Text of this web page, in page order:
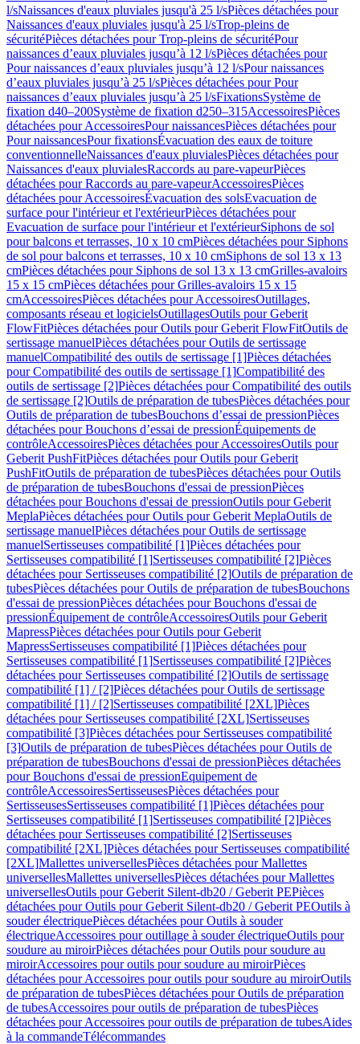
l/sNaissances d'eaux pluviales jusqu'à 25 l/sPièces détachées pour
Naissances d'eaux pluviales jusqu'à 25 l/sTrop-pleins de
sécuritéPièces détachées pour Trop-pleins de sécuritéPour
naissances d’eaux pluviales jusqu’à 12 l/sPièces détachées pour
Pour naissances d’eaux pluviales jusqu’à 12 l/sPour naissances
d’eaux pluviales jusqu’à 25 l/sPièces détachées pour Pour
naissances d’eaux pluviales jusqu’à 25 l/sFixationsSystème de
fixation d40–200Système de fixation d250–315AccessoiresPièces
détachées pour AccessoiresPour naissancesPièces détachées pour
Pour naissancesPour fixationsÉvacuation des eaux de toiture
conventionnelleNaissances d'eaux pluvialesPièces détachées pour
Naissances d'eaux pluvialesRaccords au pare-vapeurPièces
détachées pour Raccords au pare-vapeurAccessoiresPièces
détachées pour AccessoiresÉvacuation des solsEvacuation de
surface pour l'intérieur et l'extérieurPièces détachées pour
Evacuation de surface pour l'intérieur et l'extérieurSiphons de sol
pour balcons et terrasses, 10 x 10 cmPièces détachées pour Siphons
de sol pour balcons et terrasses, 10 x 10 cmSiphons de sol 13 x 13
cmPièces détachées pour Siphons de sol 13 x 13 cmGrilles-avaloirs
15 x 15 cmPièces détachées pour Grilles-avaloirs 15 x 15
cmAccessoiresPièces détachées pour AccessoiresOutillages,
composants réseau et logicielsOutillagesOutils pour Geberit
FlowFitPièces détachées pour Outils pour Geberit FlowFitOutils de
sertissage manuelPièces détachées pour Outils de sertissage
manuelCompatibilité des outils de sertissage [1]Pièces détachées
pour Compatibilité des outils de sertissage [1]Compatibilité des
outils de sertissage [2]Pièces détachées pour Compatibilité des outils
de sertissage [2]Outils de préparation de tubesPièces détachées pour
Outils de préparation de tubesBouchons d’essai de pressionPièces
détachées pour Bouchons d’essai de pressionÉquipements de
contrôleAccessoiresPièces détachées pour AccessoiresOutils pour
Geberit PushFitPièces détachées pour Outils pour Geberit
PushFitOutils de préparation de tubesPièces détachées pour Outils
de préparation de tubesBouchons d'essai de pressionPièces
détachées pour Bouchons d'essai de pressionOutils pour Geberit
MeplaPièces détachées pour Outils pour Geberit MeplaOutils de
sertissage manuelPièces détachées pour Outils de sertissage
manuelSertisseuses compatibilité [1]Pièces détachées pour
Sertisseuses compatibilité [1]Sertisseuses compatibilité [2]Pièces
détachées pour Sertisseuses compatibilité [2]Outils de préparation de
tubesPièces détachées pour Outils de préparation de tubesBouchons
d'essai de pressionPièces détachées pour Bouchons d'essai de
pressionÉquipement de contrôleAccessoiresOutils pour Geberit
MapressPièces détachées pour Outils pour Geberit
MapressSertisseuses compatibilité [1]Pièces détachées pour
Sertisseuses compatibilité [1]Sertisseuses compatibilité [2]Pièces
détachées pour Sertisseuses compatibilité [2]Outils de sertissage
compatibilité [1] / [2]Pièces détachées pour Outils de sertissage
compatibilité [1] / [2]Sertisseuses compatibilité [2XL]Pièces
détachées pour Sertisseuses compatibilité [2XL]Sertisseuses
compatibilité [3]Pièces détachées pour Sertisseuses compatibilité
[3]Outils de préparation de tubesPièces détachées pour Outils de
préparation de tubesBouchons d'essai de pressionPièces détachées
pour Bouchons d'essai de pressionEquipement de
contrôleAccessoiresSertisseusesPièces détachées pour
SertisseusesSertisseuses compatibilité [1]Pièces détachées pour
Sertisseuses compatibilité [1]Sertisseuses compatibilité [2]Pièces
détachées pour Sertisseuses compatibilité [2]Sertisseuses
compatibilité [2XL]Pièces détachées pour Sertisseuses compatibilité
[2XL]Mallettes universellesPièces détachées pour Mallettes
universellesMallettes universellesPièces détachées pour Mallettes
universellesOutils pour Geberit Silent-db20 / Geberit PEPièces
détachées pour Outils pour Geberit Silent-db20 / Geberit PEOutils à
souder électriquePièces détachées pour Outils à souder
électriqueAccessoires pour outillage à souder électriqueOutils pour
soudure au miroirPièces détachées pour Outils pour soudure au
miroirAccessoires pour outils pour soudure au miroirPièces
détachées pour Accessoires pour outils pour soudure au miroirOutils
de préparation de tubesPièces détachées pour Outils de préparation
de tubesAccessoires pour outils de préparation de tubesPièces
détachées pour Accessoires pour outils de préparation de tubesAides
à la commandeTélécommandes